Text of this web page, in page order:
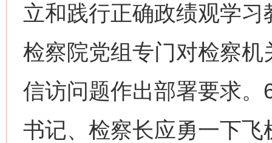
立和践行正确政绩观学
检察院党组专门对检察
信访问题作出部署要求
书记、检察长应勇一下